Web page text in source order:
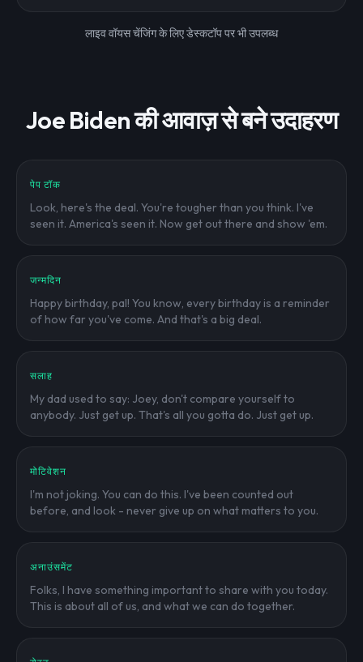
लाइव वॉयस चेंजिंग के लिए डेस्कटॉप पर भी उपलब्ध
Joe Biden की आवाज़ से बने उदाहरण
पेप टॉक
Look, here's the deal. You're tougher than you think. I've
seen it. America's seen it. Now get out there and show 'em.
जन्मदिन
Happy birthday, pal! You know, every birthday is a reminder
of how far you've come. And that's a big deal.
सलाह
My dad used to say: Joey, don't compare yourself to
anybody. Just get up. That's all you gotta do. Just get up.
मोटिवेशन
I'm not joking. You can do this. I've been counted out
before, and look - never give up on what matters to you.
अनाउंसमेंट
Folks, I have something important to share with you today.
This is about all of us, and what we can do together.